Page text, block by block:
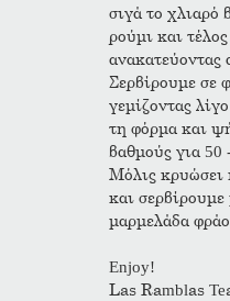
σιγά το χλιαρό
ρούμι και
ανακατεύοντας
Σερβίρουμε σε
γεμίζοντας
τη φόρμα και
βαθμούς για 50
Μόλις κρυώσει
και σερβίρουμε
μαρμελάδα
Enjoy!
Las Ramblas